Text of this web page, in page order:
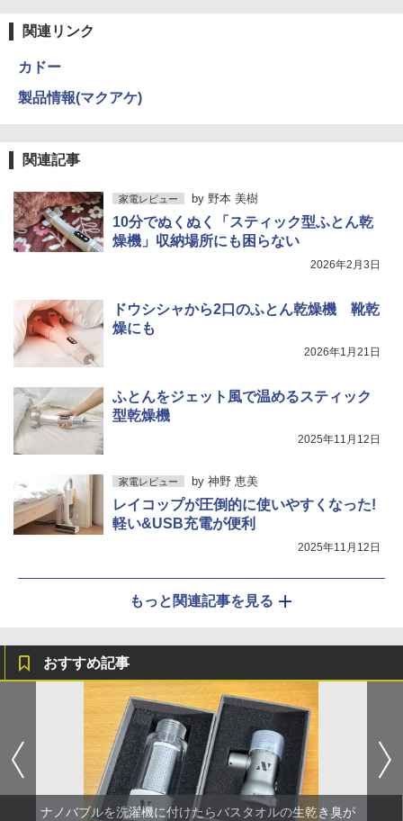
関連リンク
カドー
製品情報(マクアケ)
関連記事
家電レビュー by 野本 美樹
10分でぬくぬく「スティック型ふとん乾
燥機」収納場所にも困らない
2026年2月3日
ドウシシャから2口のふとん乾燥機 靴乾
燥にも
2026年1月21日
ふとんをジェット風で温めるスティック
型乾燥機
2025年11月12日
家電レビュー by 神野 恵美
レイコップが圧倒的に使いやすくなった!
軽い&USB充電が便利
2025年11月12日
もっと関連記事を見る
おすすめ記事
ナノバブルを洗濯機に付けたらバスタオルの生乾き臭が